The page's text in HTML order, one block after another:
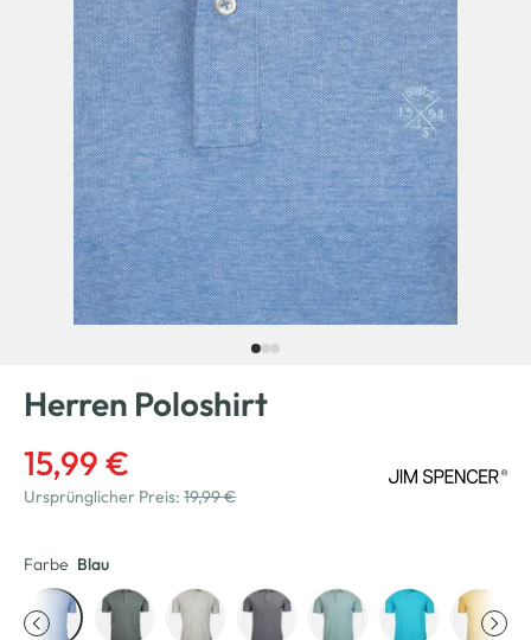
Herren Poloshirt
15,99 €
Ursprünglicher Preis: 19,99 €
Farbe Blau